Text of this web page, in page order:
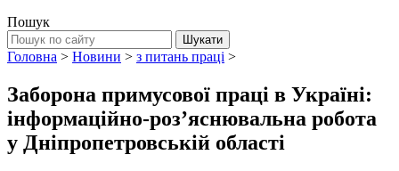
Пошук
Головна > Новини > з питань праці >
Заборона примусової праці в Україні:
інформаційно-роз’яснювальна робота
у Дніпропетровській області